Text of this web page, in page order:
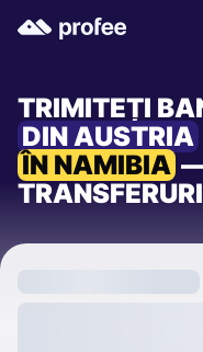
TRIMITEȚI
DIN AUSTRIA
ÎN NAMIBIA